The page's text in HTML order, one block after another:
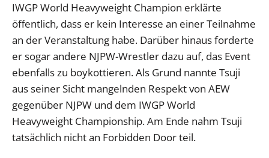
IWGP World Heavyweight Champion erklärte
öffentlich, dass er kein Interesse an einer Teilnahme
an der Veranstaltung habe. Darüber hinaus forderte
er sogar andere NJPW-Wrestler dazu auf, das Event
ebenfalls zu boykottieren. Als Grund nannte Tsuji
aus seiner Sicht mangelnden Respekt von AEW
gegenüber NJPW und dem IWGP World
Heavyweight Championship. Am Ende nahm Tsuji
tatsächlich nicht an Forbidden Door teil.